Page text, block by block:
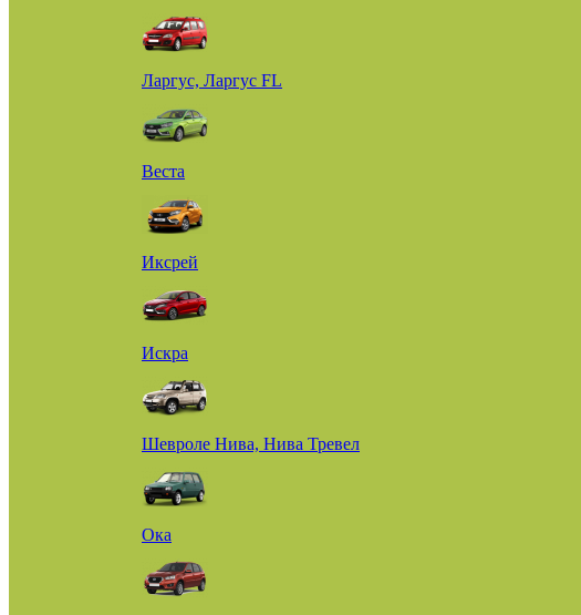
Ларгус, Ларгус FL
Веста
Иксрей
Искра
Шевроле Нива, Нива Тревел
Ока